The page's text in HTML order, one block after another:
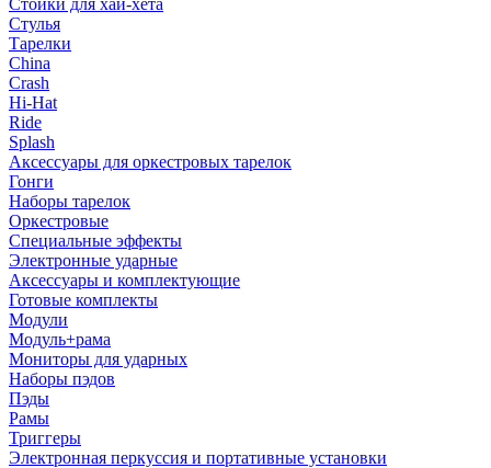
Стойки для хай-хета
Стулья
Тарелки
China
Crash
Hi-Hat
Ride
Splash
Аксессуары для оркестровых тарелок
Гонги
Наборы тарелок
Оркестровые
Специальные эффекты
Электронные ударные
Аксессуары и комплектующие
Готовые комплекты
Модули
Модуль+рама
Мониторы для ударных
Наборы пэдов
Пэды
Рамы
Триггеры
Электронная перкуссия и портативные установки